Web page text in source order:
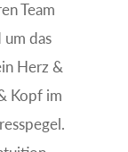
Team
das
Herz &
Kopf im